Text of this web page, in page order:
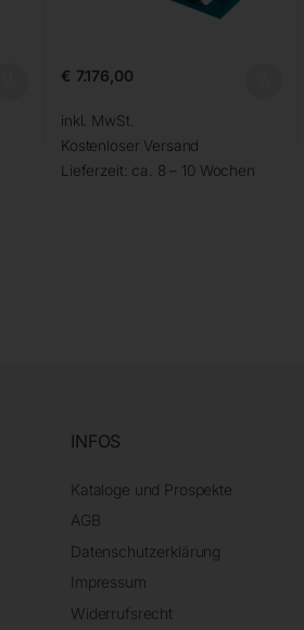
€ 7.176,00
inkl. MwSt.
Kostenloser Versand
Lieferzeit: ca. 8 – 10 Wochen
INFOS
Kataloge und Prospekte
AGB
Datenschutzerklärung
Impressum
Widerrufsrecht